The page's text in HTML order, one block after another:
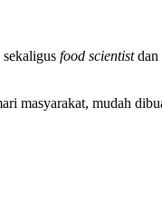
food scientistdan
masyarakat, mudah